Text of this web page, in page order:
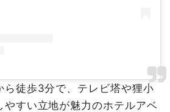
ら徒歩3分で、テレビ塔や狸小
やすい立地が魅力のホテルアベ